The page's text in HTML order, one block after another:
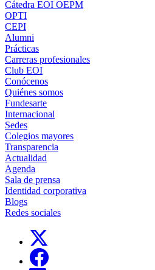
Cátedra EOI OEPM
OPTI
CEPI
Alumni
Prácticas
Carreras profesionales
Club EOI
Conócenos
Quiénes somos
Fundesarte
Internacional
Sedes
Colegios mayores
Transparencia
Actualidad
Agenda
Sala de prensa
Identidad corporativa
Blogs
Redes sociales
Links, Opens in this window